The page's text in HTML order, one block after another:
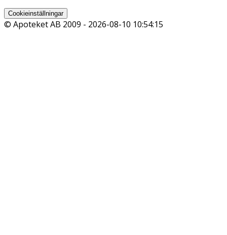
Cookieinställningar
© Apoteket AB 2009 - 2026-08-10 10:54:15